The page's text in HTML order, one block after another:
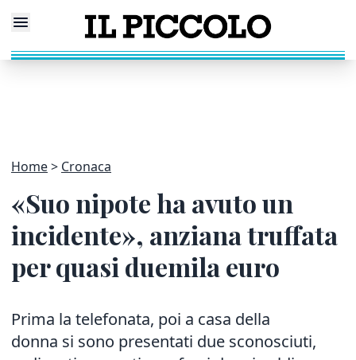
Home Cronaca
«Suo nipote ha avuto un
incidente», anziana truffata
per quasi duemila euro
Prima la telefonata, poi a casa della
donna si sono presentati due sconosciuti,